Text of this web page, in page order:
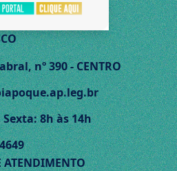
nº 390 - CENTRO
8h às 14h
ATENDIMENTO